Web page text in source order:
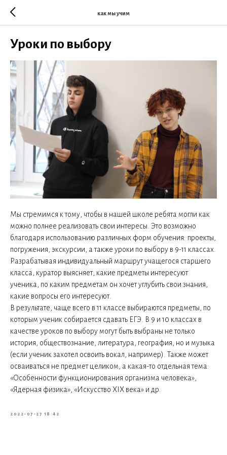
как мы учим
Уроки по выбору
Мы стремимся к тому, чтобы в нашей школе ребята могли как
можно полнее реализовать свои интересы. Это возможно
благодаря использованию различных форм обучения: проекты,
погружения, экскурсии, а также уроки по выбору в 9-11 классах.
Разрабатывая индивидуальный маршрут учащегося старшего
класса, куратор выясняет, какие предметы интересуют
ученика, по каким предметам он хочет углубить свои знания,
какие вопросы его интересуют.
В результате, чаще всего в 11 классе выбираются предметы, по
которым ученик собирается сдавать ЕГЭ. В 9 и 10 классах в
качестве уроков по выбору могут быть выбраны не только
история, обществознание, литература, география, но и музыка
(если ученик захотел освоить вокал, например). Также может
осваиваться не предмет целиком, а какая-то отдельная тема:
«Особенности функционирования организма человека»,
«Ядерная физика», «Искусство XIX века» и др.
2022-07-27 18:42